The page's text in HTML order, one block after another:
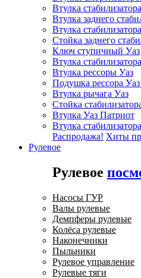
Втулка
Втулка заднего
Втулка
Стойка заднего
Ключ ступичный Уаз
Втулка
Втулка рессоры Уаз
Подушка рессора
Втулка рычага Уаз
Стойка
Втулка Уаз Патриот
Втулка
Распродажа! Хиты
Рулевое
Рулевое
Насосы ГУР
Валы рулевые
Демпферы рулевые
Колёса рулевые
Наконечники
Пыльники
Рулевое управление
Рулевые тяги